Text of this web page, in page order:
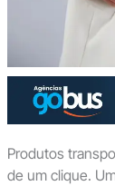
Produtos
de um clique.